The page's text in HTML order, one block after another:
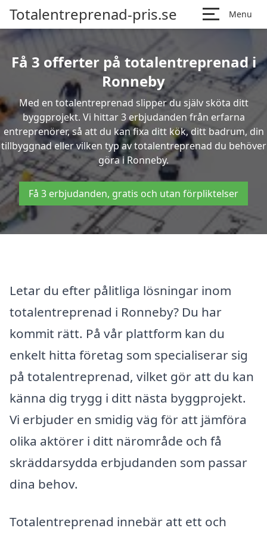
Totalentreprenad-pris.se Menu
Få 3 offerter på totalentreprenad i
Ronneby
Med en totalentreprenad slipper du själv sköta ditt
byggprojekt. Vi hittar 3 erbjudanden från erfarna
entreprenörer, så att du kan fixa ditt kök, ditt badrum, din
tillbyggnad eller vilken typ av totalentreprenad du behöver
göra i Ronneby.
Få 3 erbjudanden, gratis och utan förpliktelser
Letar du efter pålitliga lösningar inom
totalentreprenad i Ronneby? Du har
kommit rätt. På vår plattform kan du
enkelt hitta företag som specialiserar sig
på totalentreprenad, vilket gör att du kan
känna dig trygg i ditt nästa byggprojekt.
Vi erbjuder en smidig väg för att jämföra
olika aktörer i ditt närområde och få
skräddarsydda erbjudanden som passar
dina behov.
Totalentreprenad innebär att ett och